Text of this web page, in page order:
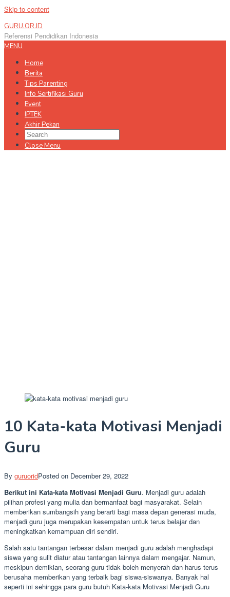
Skip to content
GURU.OR.ID
Referensi Pendidikan Indonesia
MENU
Home
Berita
Tips Parenting
Info Sertifikasi Guru
Event
IPTEK
Akhir Pekan
Close Menu
10 Kata-kata Motivasi Menjadi
Guru
By guruoridPosted on December 29, 2022
Berikut ini Kata-kata Motivasi Menjadi Guru. Menjadi guru adalah
pilihan profesi yang mulia dan bermanfaat bagi masyarakat. Selain
memberikan sumbangsih yang berarti bagi masa depan generasi muda,
menjadi guru juga merupakan kesempatan untuk terus belajar dan
meningkatkan kemampuan diri sendiri.
Salah satu tantangan terbesar dalam menjadi guru adalah menghadapi
siswa yang sulit diatur atau tantangan lainnya dalam mengajar. Namun,
meskipun demikian, seorang guru tidak boleh menyerah dan harus terus
berusaha memberikan yang terbaik bagi siswa-siswanya. Banyak hal
seperti ini sehingga para guru butuh Kata-kata Motivasi Menjadi Guru